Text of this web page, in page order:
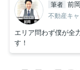
筆者 前
不動産キ
エリア問わず僕が全
す！